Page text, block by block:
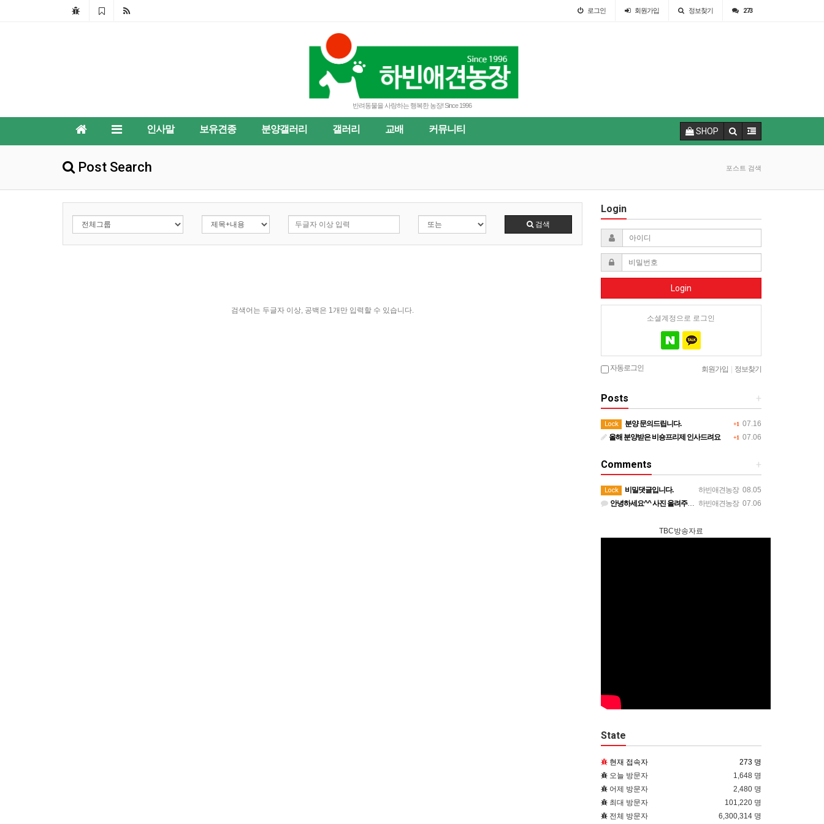
로그인 회원가입 정보찾기 273
반려동물을 사랑하는 행복한 농장! Since 1996
SHOP
인사말 보유견종 분양갤러리 갤러리 교배 커뮤니티
Post Search 포스트 검색
검색
검색어는 두글자 이상, 공백은 1개만 입력할 수 있습니다.
Login
Login
소셜계정으로 로그인
자동로그인 회원가입 정보찾기
+
Posts
+1 07.16
Lock 분양 문의드립니다.
+1 07.06
올해 분양받은 비숑프리제 인사드려요
+
Comments
하빈애견농장 08.05
Lock
비밀댓글입니다.
하빈애견농장 07.06
안녕하세요^^ 사진 올려주셔서 너무 감사합니다. 강아지도 너무 행복해보이네요 늘 행복하시길 바랍니다! 감사합…
TBC방송자료
State
현재 접속자
273 명
오늘 방문자
1,648 명
어제 방문자
2,480 명
최대 방문자
101,220 명
전체 방문자
6,300,314 명